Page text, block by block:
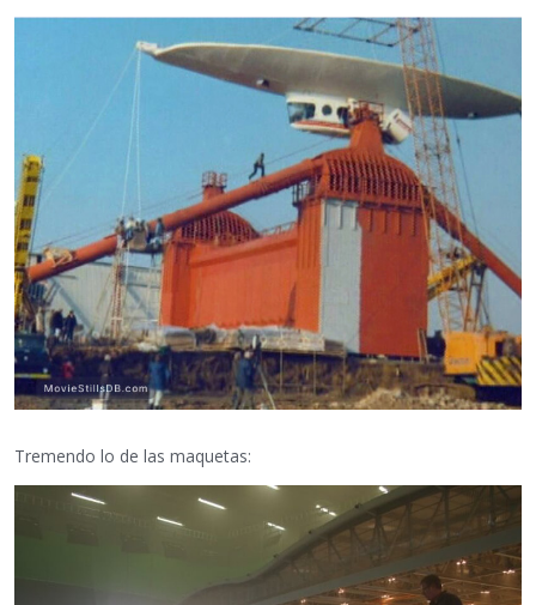
Tremendo lo de las maquetas: